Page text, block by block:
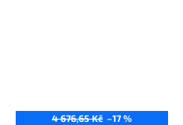
4 676,65 Kč –17 %